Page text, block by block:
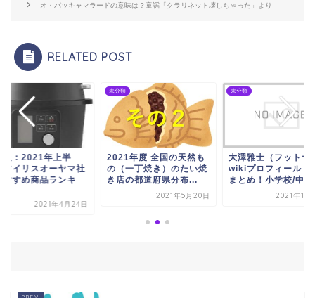
オ・パッキャマラードの意味は？童謡「クラリネット壊しちゃった」より
RELATED POST
年度 全国の天然も
（一丁焼き）のたい焼
店の都道府県分布...
未分類
大澤雅士（フットサル）
wikiプロフィール！経歴
まとめ！小学校/中...
2021年10月16日
未分類
【速報：2021年
期】アイリスオー
員おすすめ商品ラ